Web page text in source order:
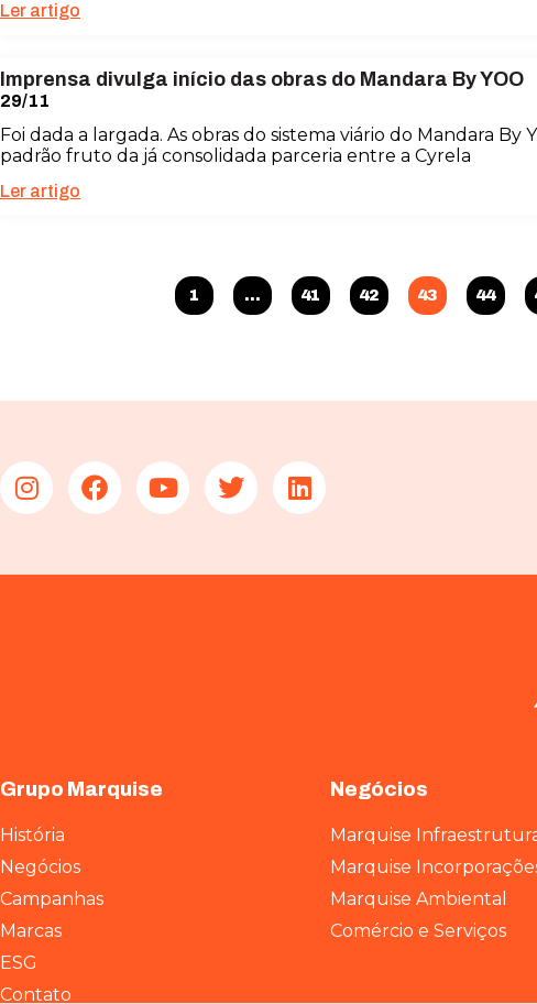
Ler artigo
Imprensa divulga início das obras do Mandara By YOO
29/11
Foi dada a largada. As obras do sistema viário do Mandara
padrão fruto da já consolidada parceria entre a Cyrela
Ler artigo
1 … 41 42 43 44
Grupo Marquise
História
Negócios
Campanhas
Marcas
ESG
Contato
Negócios
Marquise
Marquise
Marquise Ambiental
Comércio e Serviços